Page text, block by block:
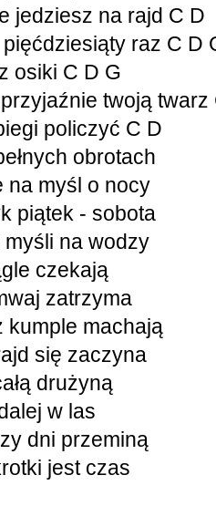
jedziesz na rajd C D
raz C D
osiki C D G
twoją twarz
policzyć C D
obrotach
na myśl o nocy
piątek - sobota
na wodzy
czekają
zatrzyma
kumple machają
się zaczyna
drużyną
w las
dni przeminą
jest czas